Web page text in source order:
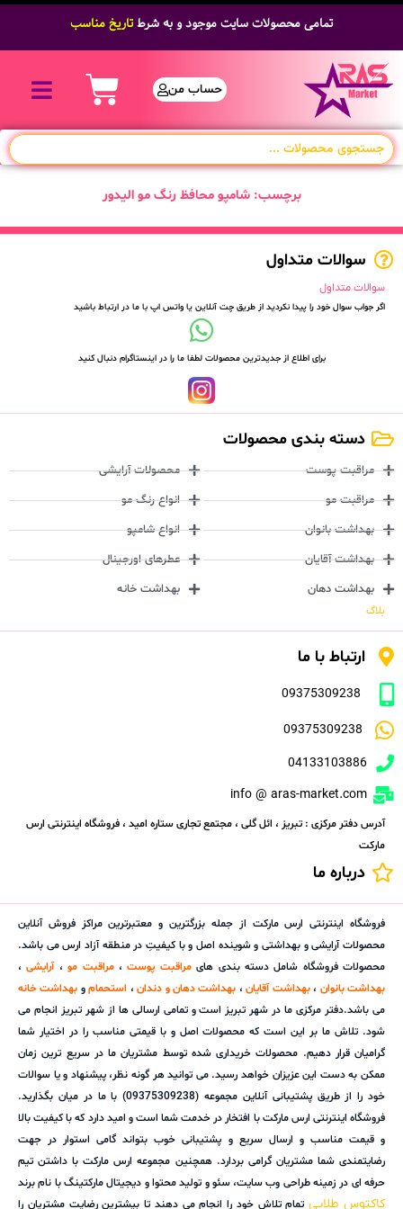
تمامی محصولات سایت موجود و به شرطتاریخ مناسب
حساب من
برچسب: شامپو محافظ رنگ مو الیدور
سوالات متداول
سوالات متداول
اگر جواب سوال خود را پیدا نکردید از طریق چت آنلاین یا واتس اپ با ما در ارتباط باشید
برای اطلاع از جدیدترین محصولات لطفا ما را در اینستاگرام دنبال کنید
دسته بندی محصولات
مراقبت پوست
مراقبت مو
بهداشت بانوان
بهداشت آقایان
بهداشت دهان
محصولات آرایشی
انواع رنگ مو
انواع شامپو
عطرهای اورجینال
بهداشت خانه
بلاگ
ارتباط با ما
09375309238
09375309238
04133103886
info @ aras-market.com
آدرس دفتر مرکزی : تبریز ، ائل گلی ، مجتمع تجاری ستاره امید ، فروشگاه اینترنتی ارس
مارکت
درباره ما
فروشگاه اینترنتی ارس مارکت از جمله بزرگترین و معتبرترین مراکز فروش آنلاین
محصولات آرایشی و بهداشتی و شوینده اصل و با کیفیتِ در منطقه آزاد ارس می باشد.
محصولات فروشگاه شامل دسته بندی هایمراقبت پوست،مراقبت مو،آرایشی،
بهداشت بانوان ،بهداشت آقایان، بهداشت دهان و دندان، استحمامو بهداشت خانه
می باشد.دفتر مرکزی ما در شهر تبریز است و تمامی ارسالی ها از شهر تبریز انجام می
شود. تلاش ما بر این است که محصولات اصل و با قیمتی مناسب را در اختیار شما
گرامیان قرار دهیم. محصولات خریداری شده توسط مشتریان ما در سریع ترین زمان
ممکن به دست این عزیزان خواهد رسید. می توانید هر گونه نظر، پیشنهاد و یا سوالات
خود را از طریق پشتیبانی آنلاین مجموعه (09375309238) با ما در میان بگذارید.
فروشگاه اینترنتی ارس مارکت با افتخار در خدمت شما است و امید دارد که با کیفیت بالا
و قیمت مناسب و ارسال سریع و پشتیبانی خوب بتواند گامی استوار در جهت
رضایتمندی شما مشتریان گرامی بردارد. همچنین مجموعه ارس مارکت با داشتن تیم
حرفه ای در زمینه طراحی وب سایت، سئو و تولید محتوا و دیجیتال مارکتینگ با نام برند
کاکتوس طلاییتمام تلاش خود را انجام می دهند تا بیشترین رضایت مشتریان را